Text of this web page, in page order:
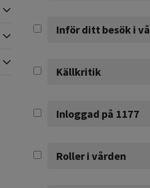
ExpanderaInför ditt besök i
Källkritik
Inloggad på 1177
Roller i vården